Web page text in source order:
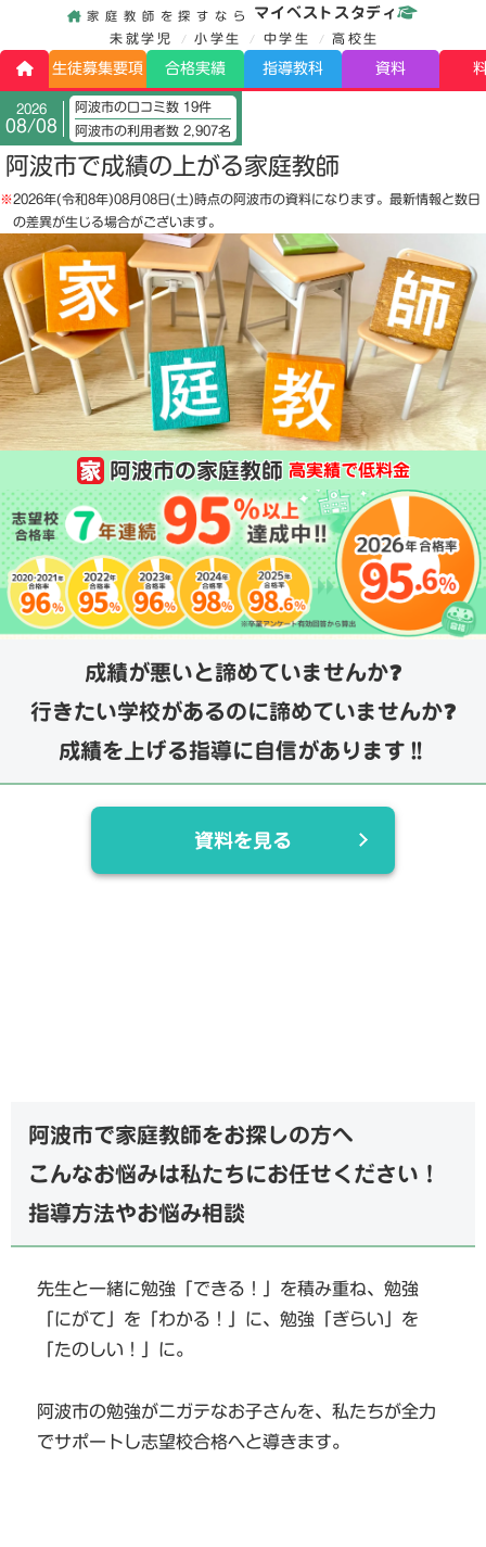
家庭教師を探すなら マイベストスタディ
未就学児 小学生 中学生 高校生
生徒募集要項 合格実績 指導教科 資料
2026
08/08
阿波市の口コミ数 19件
阿波市の利用者数 2,907名
阿波市で成績の上がる家庭教師
※2026年(令和8年)08月08日(土)時点の阿波市の資料になります。最新情報と数日
の差異が生じる場合がございます。
阿波市の家庭教師 高実績で低料金
成績が悪いと諦めていませんか❓
行きたい学校があるのに諦めていませんか❓
成績を上げる指導に自信があります‼️
資料を見る
阿波市で家庭教師をお探しの方へ
こんなお悩みは私たちにお任せください！
指導方法やお悩み相談
先生と一緒に勉強「できる！」を積み重ね、勉強
「にがて」を「わかる！」に、勉強「ぎらい」を
「たのしい！」に。
阿波市の勉強がニガテなお子さんを、私たちが全力
でサポートし志望校合格へと導きます。